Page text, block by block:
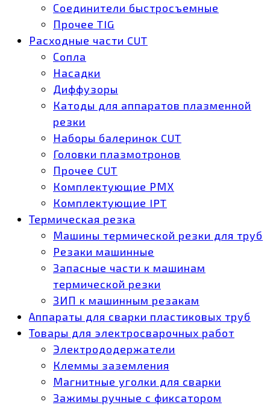
Соединители быстросъемные
Прочее TIG
Расходные части CUT
Сопла
Насадки
Диффузоры
Катоды для аппаратов плазменной
резки
Наборы балеринок CUT
Головки плазмотронов
Прочее CUT
Комплектующие РМХ
Комплектующие IPT
Термическая резка
Машины термической резки для труб
Резаки машинные
Запасные части к машинам
термической резки
ЗИП к машинным резакам
Аппараты для сварки пластиковых труб
Товары для электросварочных работ
Электрододержатели
Клеммы заземления
Магнитные уголки для сварки
Зажимы ручные с фиксатором